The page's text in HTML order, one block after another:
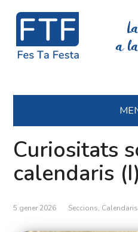
a
Curiositats
calendaris (I)
5 gener 2026 Seccions,